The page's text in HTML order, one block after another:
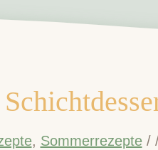
, Sommerrezepte/